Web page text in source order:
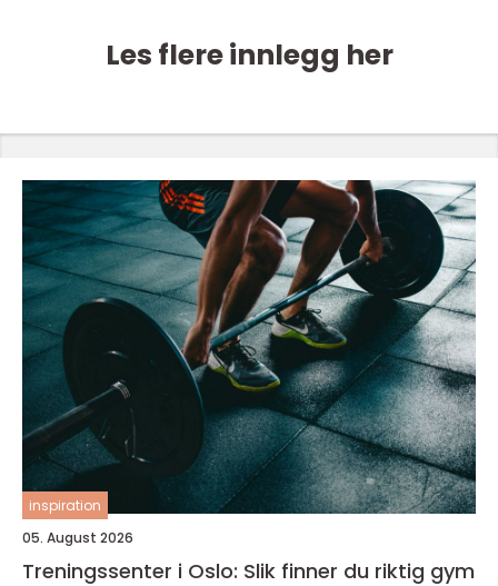
Les flere innlegg her
inspiration
05. August 2026
Treningssenter i Oslo: Slik finner du riktig gym